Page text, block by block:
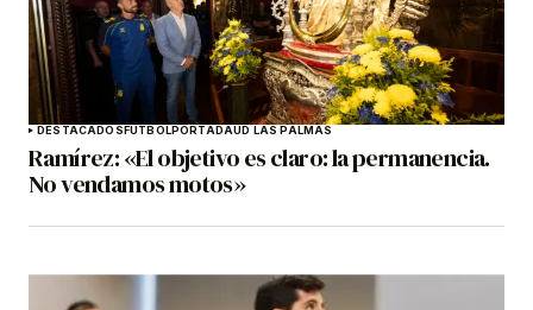
DESTACADOSFÚTBOLPORTADAUD LAS PALMAS
Ramírez: «El objetivo es claro: la permanencia.
No vendamos motos»